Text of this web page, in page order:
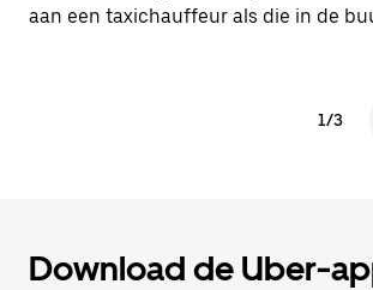
aan een taxichauffeur als die in de
1/3
Download de Uber-